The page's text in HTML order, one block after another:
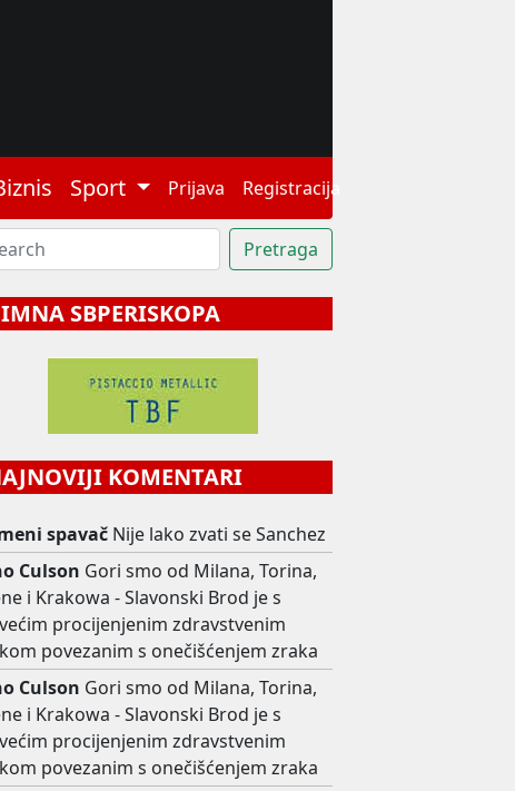
Sport Prijava Registracija
SBPERISKOPA
KOMENTARI
spavač Nije lako zvati se Sanchez
Culson Gori smo od Milana, Torina,
i Krakowa - Slavonski Brod je s
procijenjenim zdravstvenim
povezanim s onečišćenjem zraka
Culson Gori smo od Milana, Torina,
i Krakowa - Slavonski Brod je s
procijenjenim zdravstvenim
povezanim s onečišćenjem zraka